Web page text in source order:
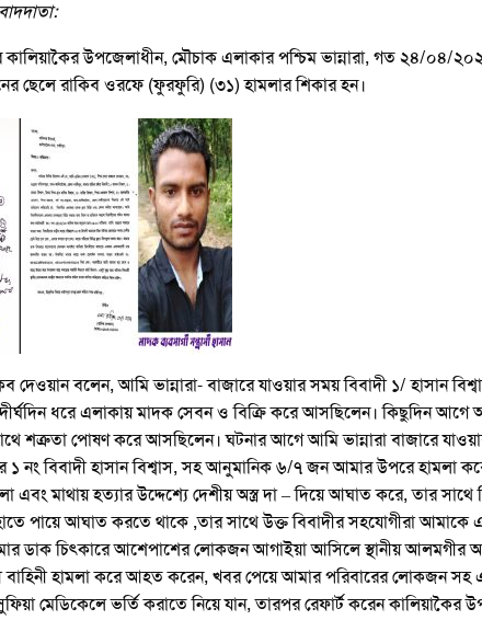
কালিয়াকৈর উপজেলাধীন, মৌচাক এলাকার পশ্চিম ভান্নারা, গত ২৪/০৪/
ছেলে রাকিব ওরফে (ফুরফুরি) (৩১) হামলার শিকার হন।
দেওয়ান বলেন, আমি ভান্নারা- বাজারে যাওয়ার সময় বিবাদী ১/ হাসান
দীর্ঘদিন ধরে এলাকায় মাদক সেবন ও বিক্রি করে আসছিলেন। কিছুদিন
শত্রুতা পোষণ করে আসছিলেন। ঘটনার আগে আমি ভান্নারা বাজারে
নং বিবাদী হাসান বিশ্বাস, সহ আনুমানিক ৬/৭ জন আমার উপরে হামলা করে ,
এবং মাথায় হত্যার উদ্দেশ্যে দেশীয় অস্ত্র দা – দিয়ে আঘাত করে, তার সাথে
পায়ে আঘাত করতে থাকে ,তার সাথে উক্ত বিবাদীর সহযোগীরা আমাকে
ডাক চিৎকারে আশেপাশের লোকজন আগাইয়া আসিলে স্থানীয় আলমগীর
বাহিনী হামলা করে আহত করেন, খবর পেয়ে আমার পরিবারের লোকজন
মেডিকেলে ভর্তি করাতে নিয়ে যান, তারপর রেফার্ট করেন কালিয়াকৈর